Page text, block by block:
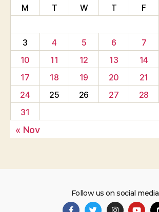
M
T W T F
3
4 5 6 7
10
11 12 13 14
17
18 19 20 21
24
25 26 27 28
31
« Nov
Follow us on social media